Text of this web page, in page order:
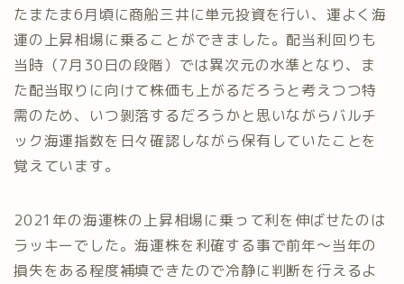
たまたま6月頃に商船三井に単元投資を行い、運よく海
運の上昇相場に乗ることができました。配当利回りも
当時（7月30日の段階）では異次元の水準となり、ま
た配当取りに向けて株価も上がるだろうと考えつつ特
需のため、いつ剝落するだろうかと思いながらバルチ
ック海運指数を日々確認しながら保有していたことを
覚えています。
2021年の海運株の上昇相場に乗って利を伸ばせたのは
ラッキーでした。海運株を利確する事で前年～当年の
損失をある程度補填できたので冷静に判断を行えるよ